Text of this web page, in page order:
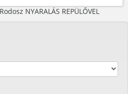
NYARALÁS REPÜLŐVEL